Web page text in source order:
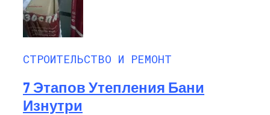
СТРОИТЕЛЬСТВО И РЕМОНТ
7 Этапов Утепления Бани
Изнутри